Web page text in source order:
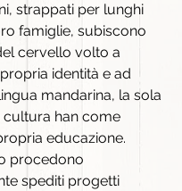
strappati per lunghi
famiglie, subiscono
cervello volto a
identità e ad
mandarina, la sola
cultura han come
educazione.
procedono
spediti progetti